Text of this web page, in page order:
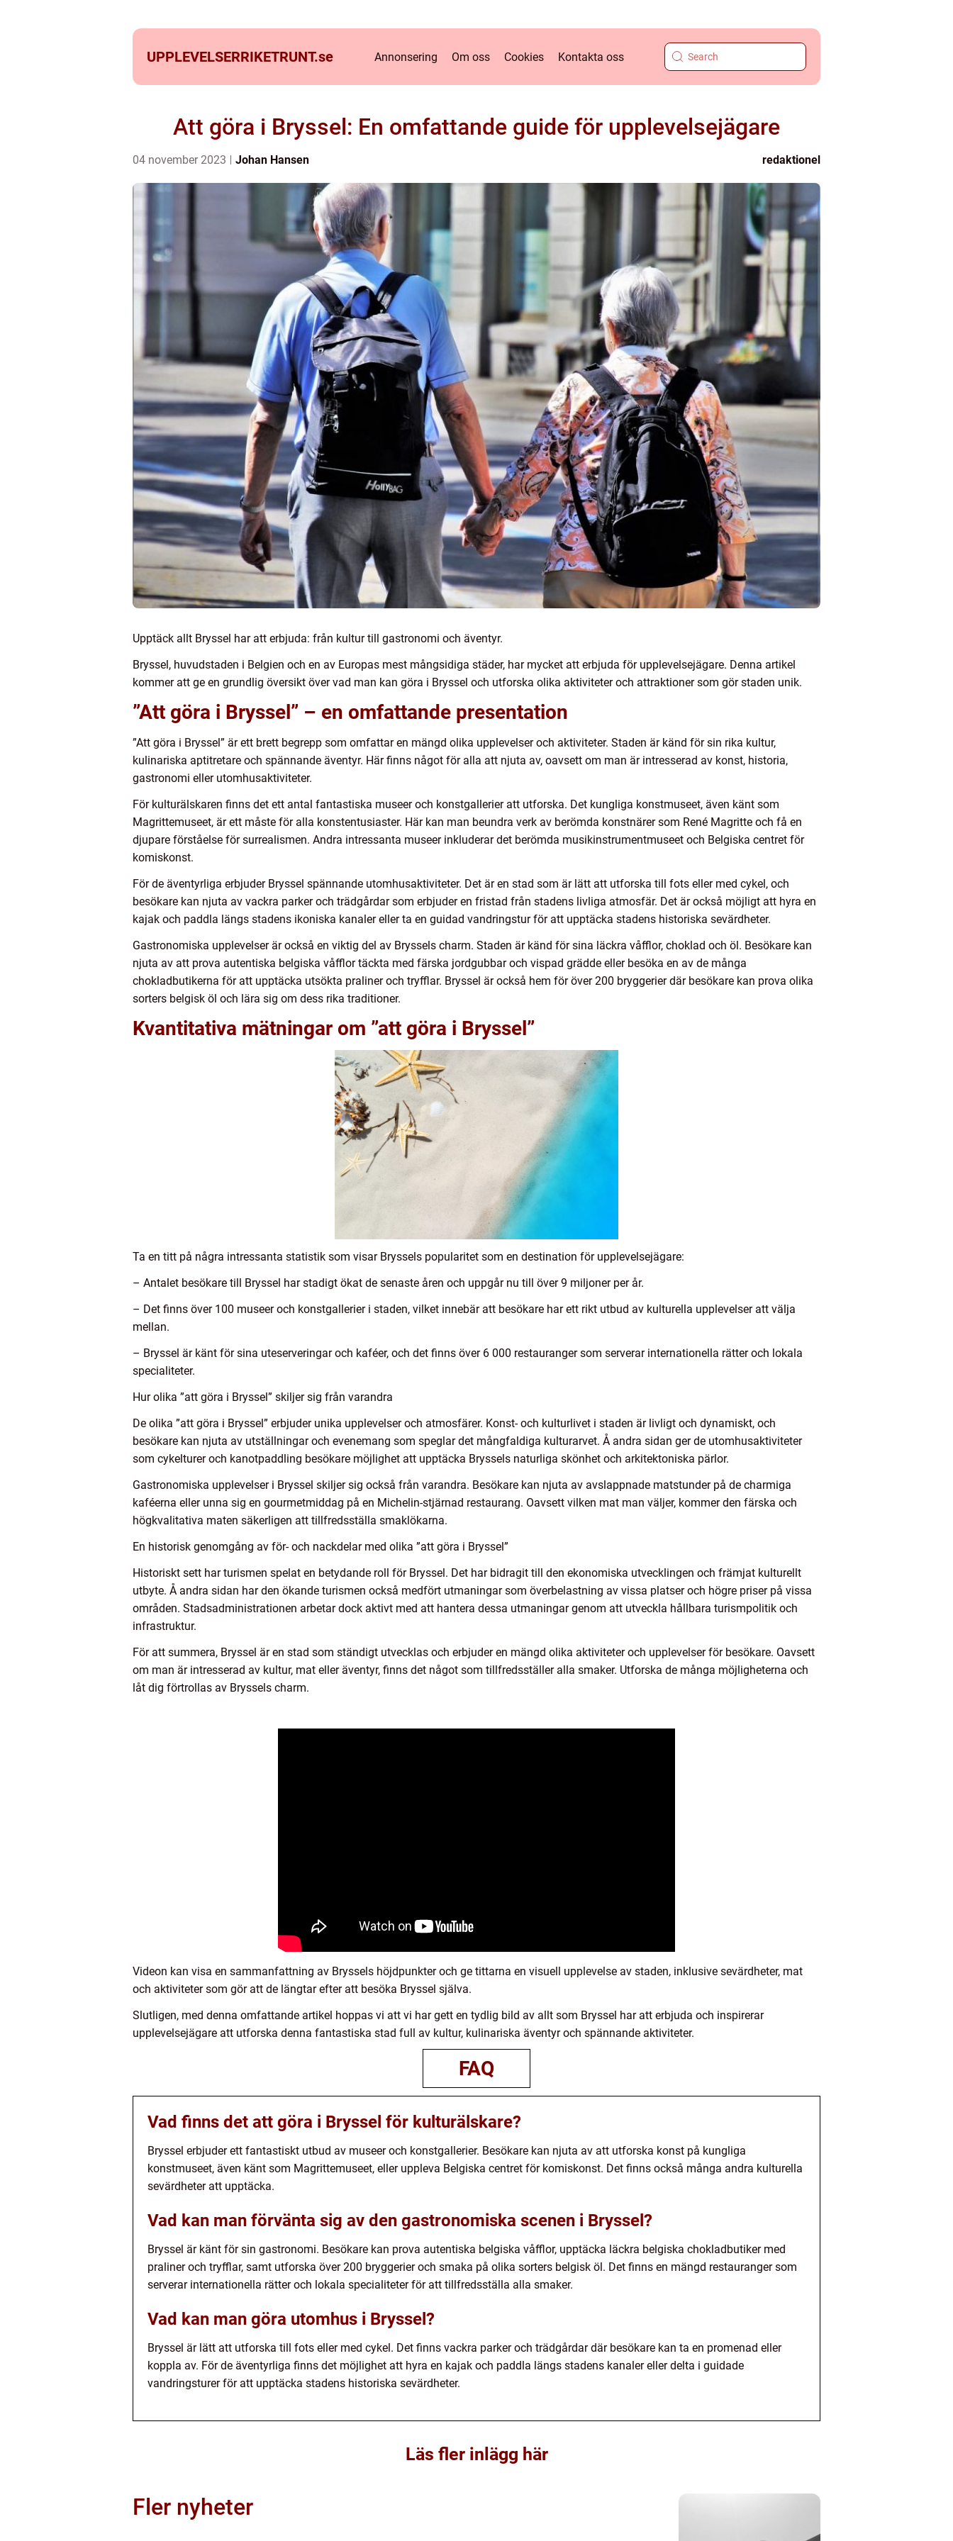
UPPLEVELSERRIKETRUNT.se Annonsering Om oss Cookies Kontakta oss
Att göra i Bryssel: En omfattande guide för upplevelsejägare
04 november 2023 Johan Hansen redaktionel
Upptäck allt Bryssel har att erbjuda: från kultur till gastronomi och äventyr.
Bryssel, huvudstaden i Belgien och en av Europas mest mångsidiga städer, har mycket att erbjuda för upplevelsejägare. Denna artikel
kommer att ge en grundlig översikt över vad man kan göra i Bryssel och utforska olika aktiviteter och attraktioner som gör staden unik.
”Att göra i Bryssel” – en omfattande presentation
”Att göra i Bryssel” är ett brett begrepp som omfattar en mängd olika upplevelser och aktiviteter. Staden är känd för sin rika kultur,
kulinariska aptitretare och spännande äventyr. Här finns något för alla att njuta av, oavsett om man är intresserad av konst, historia,
gastronomi eller utomhusaktiviteter.
För kulturälskaren finns det ett antal fantastiska museer och konstgallerier att utforska. Det kungliga konstmuseet, även känt som
Magrittemuseet, är ett måste för alla konstentusiaster. Här kan man beundra verk av berömda konstnärer som René Magritte och få en
djupare förståelse för surrealismen. Andra intressanta museer inkluderar det berömda musikinstrumentmuseet och Belgiska centret för
komiskonst.
För de äventyrliga erbjuder Bryssel spännande utomhusaktiviteter. Det är en stad som är lätt att utforska till fots eller med cykel, och
besökare kan njuta av vackra parker och trädgårdar som erbjuder en fristad från stadens livliga atmosfär. Det är också möjligt att hyra en
kajak och paddla längs stadens ikoniska kanaler eller ta en guidad vandringstur för att upptäcka stadens historiska sevärdheter.
Gastronomiska upplevelser är också en viktig del av Bryssels charm. Staden är känd för sina läckra våfflor, choklad och öl. Besökare kan
njuta av att prova autentiska belgiska våfflor täckta med färska jordgubbar och vispad grädde eller besöka en av de många
chokladbutikerna för att upptäcka utsökta praliner och tryfflar. Bryssel är också hem för över 200 bryggerier där besökare kan prova olika
sorters belgisk öl och lära sig om dess rika traditioner.
Kvantitativa mätningar om ”att göra i Bryssel”
Ta en titt på några intressanta statistik som visar Bryssels popularitet som en destination för upplevelsejägare:
– Antalet besökare till Bryssel har stadigt ökat de senaste åren och uppgår nu till över 9 miljoner per år.
– Det finns över 100 museer och konstgallerier i staden, vilket innebär att besökare har ett rikt utbud av kulturella upplevelser att välja
mellan.
– Bryssel är känt för sina uteserveringar och kaféer, och det finns över 6 000 restauranger som serverar internationella rätter och lokala
specialiteter.
Hur olika ”att göra i Bryssel” skiljer sig från varandra
De olika ”att göra i Bryssel” erbjuder unika upplevelser och atmosfärer. Konst- och kulturlivet i staden är livligt och dynamiskt, och
besökare kan njuta av utställningar och evenemang som speglar det mångfaldiga kulturarvet. Å andra sidan ger de utomhusaktiviteter
som cykelturer och kanotpaddling besökare möjlighet att upptäcka Bryssels naturliga skönhet och arkitektoniska pärlor.
Gastronomiska upplevelser i Bryssel skiljer sig också från varandra. Besökare kan njuta av avslappnade matstunder på de charmiga
kaféerna eller unna sig en gourmetmiddag på en Michelin-stjärnad restaurang. Oavsett vilken mat man väljer, kommer den färska och
högkvalitativa maten säkerligen att tillfredsställa smaklökarna.
En historisk genomgång av för- och nackdelar med olika ”att göra i Bryssel”
Historiskt sett har turismen spelat en betydande roll för Bryssel. Det har bidragit till den ekonomiska utvecklingen och främjat kulturellt
utbyte. Å andra sidan har den ökande turismen också medfört utmaningar som överbelastning av vissa platser och högre priser på vissa
områden. Stadsadministrationen arbetar dock aktivt med att hantera dessa utmaningar genom att utveckla hållbara turismpolitik och
infrastruktur.
För att summera, Bryssel är en stad som ständigt utvecklas och erbjuder en mängd olika aktiviteter och upplevelser för besökare. Oavsett
om man är intresserad av kultur, mat eller äventyr, finns det något som tillfredsställer alla smaker. Utforska de många möjligheterna och
låt dig förtrollas av Bryssels charm.
Videon kan visa en sammanfattning av Bryssels höjdpunkter och ge tittarna en visuell upplevelse av staden, inklusive sevärdheter, mat
och aktiviteter som gör att de längtar efter att besöka Bryssel själva.
Slutligen, med denna omfattande artikel hoppas vi att vi har gett en tydlig bild av allt som Bryssel har att erbjuda och inspirerar
upplevelsejägare att utforska denna fantastiska stad full av kultur, kulinariska äventyr och spännande aktiviteter.
FAQ
Vad finns det att göra i Bryssel för kulturälskare?
Bryssel erbjuder ett fantastiskt utbud av museer och konstgallerier. Besökare kan njuta av att utforska konst på kungliga
konstmuseet, även känt som Magrittemuseet, eller uppleva Belgiska centret för komiskonst. Det finns också många andra kulturella
sevärdheter att upptäcka.
Vad kan man förvänta sig av den gastronomiska scenen i Bryssel?
Bryssel är känt för sin gastronomi. Besökare kan prova autentiska belgiska våfflor, upptäcka läckra belgiska chokladbutiker med
praliner och tryfflar, samt utforska över 200 bryggerier och smaka på olika sorters belgisk öl. Det finns en mängd restauranger som
serverar internationella rätter och lokala specialiteter för att tillfredsställa alla smaker.
Vad kan man göra utomhus i Bryssel?
Bryssel är lätt att utforska till fots eller med cykel. Det finns vackra parker och trädgårdar där besökare kan ta en promenad eller
koppla av. För de äventyrliga finns det möjlighet att hyra en kajak och paddla längs stadens kanaler eller delta i guidade
vandringsturer för att upptäcka stadens historiska sevärdheter.
Läs fler inlägg här
Fler nyheter